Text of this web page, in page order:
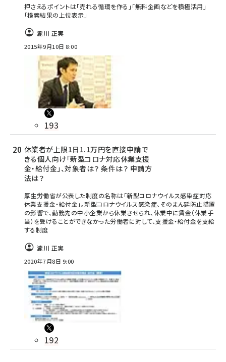
押さえるポイントは「売れる循環を作る」「無料企画などを積極活用」
「検索結果の上位表示」
瀧川 正実
2015年9月10日 8:00
193
休業者が上限1日1.1万円を直接申請で
きる個人向け「新型コロナ対応休業支援
金・給付金」、対象者は？ 条件は？ 申請方
法は？
厚生労働省が公表した制度の名称は「新型コロナウイルス感染症対応
休業支援金・給付金」。新型コロナウイルス感染症、そのまん延防止措置
の影響で、勤務先の中小企業から休業させられ、休業中に賃金（休業手
当）を受けることができなかった労働者に対して、支援金・給付金を支給
する制度
瀧川 正実
2020年7月8日 9:00
192